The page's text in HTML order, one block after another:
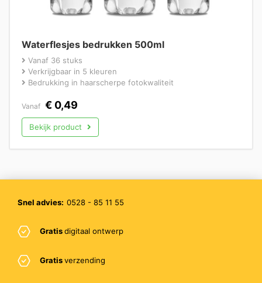
Waterflesjes bedrukken 500ml
Vanaf 36 stuks
Verkrijgbaar in 5 kleuren
Bedrukking in haarscherpe fotokwaliteit
Vanaf € 0,49
Bekijk product
Snel advies: 0528 - 85 11 55
Gratisdigitaal ontwerp
Gratisverzending